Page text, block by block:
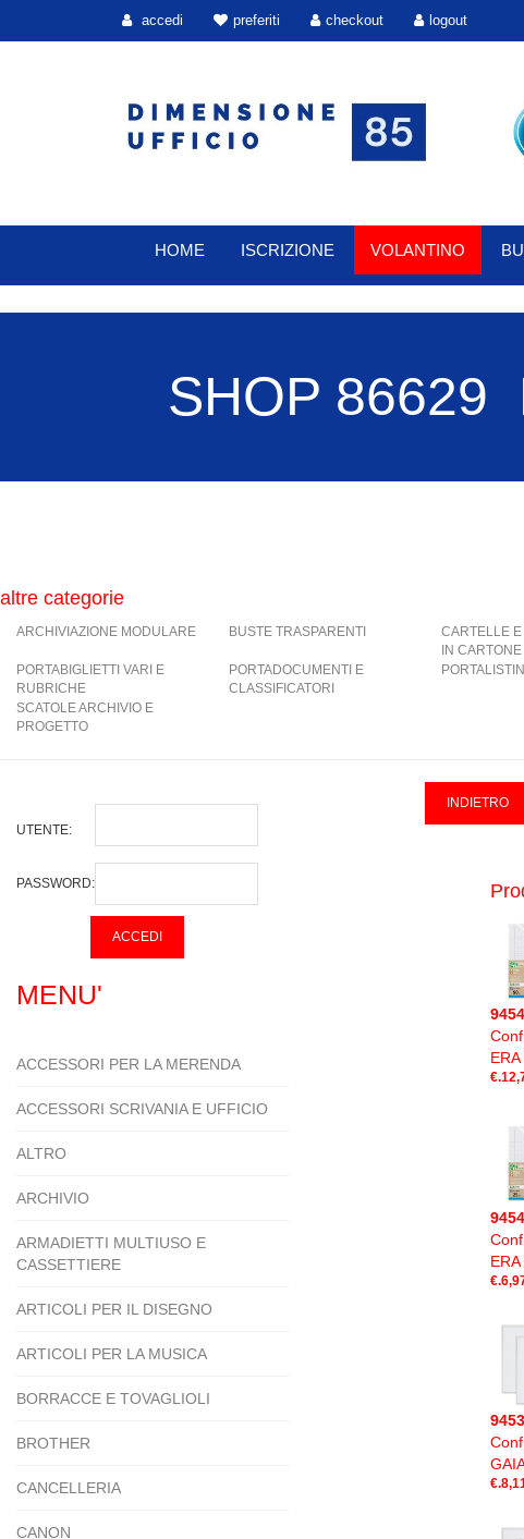
accedi preferiti checkout logout
HOME ISCRIZIONE VOLANTINO
SHOP 86629
altre categorie
ARCHIVIAZIONE MODULARE BUSTE TRASPARENTI
CARTELLE
IN CARTONE
PORTABIGLIETTI VARI E
RUBRICHE
PORTADOCUMENTI E
CLASSIFICATORI
PORTALISTINI
SCATOLE ARCHIVIO E
PROGETTO
UTENTE:
PASSWORD:
MENU'
ACCESSORI PER LA MERENDA
ACCESSORI SCRIVANIA E UFFICIO
ALTRO
ARCHIVIO
ARMADIETTI MULTIUSO E
CASSETTIERE
ARTICOLI PER IL DISEGNO
ARTICOLI PER LA MUSICA
BORRACCE E TOVAGLIOLI
BROTHER
CANCELLERIA
CANON